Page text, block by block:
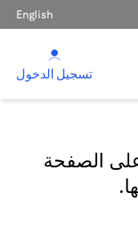
English
تسجيل الدخول
على الصفحة